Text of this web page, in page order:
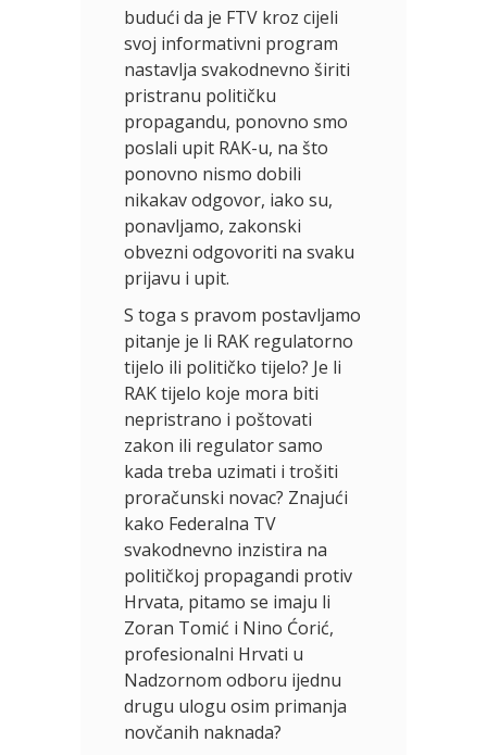
budući da je FTV kroz cijeli
svoj informativni program
nastavlja svakodnevno širiti
pristranu političku
propagandu, ponovno smo
poslali upit RAK-u, na što
ponovno nismo dobili
nikakav odgovor, iako su,
ponavljamo, zakonski
obvezni odgovoriti na svaku
prijavu i upit.
S toga s pravom postavljamo
pitanje je li RAK regulatorno
tijelo ili političko tijelo? Je li
RAK tijelo koje mora biti
nepristrano i poštovati
zakon ili regulator samo
kada treba uzimati i trošiti
proračunski novac? Znajući
kako Federalna TV
svakodnevno inzistira na
političkoj propagandi protiv
Hrvata, pitamo se imaju li
Zoran Tomić i Nino Ćorić,
profesionalni Hrvati u
Nadzornom odboru ijednu
drugu ulogu osim primanja
novčanih naknada?